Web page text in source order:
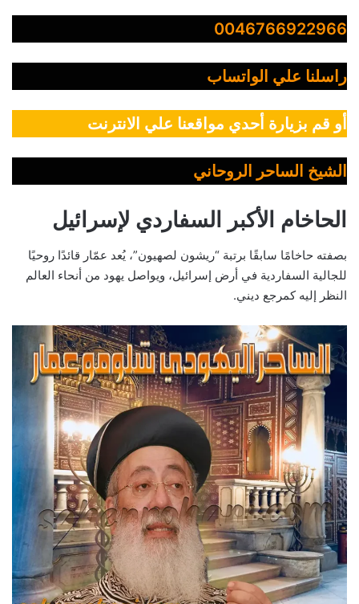
0046766922966
راسلنا علي الواتساب
أو قم بزيارة أحدي مواقعنا علي الانترنت
الشيخ الساحر الروحاني
الحاخام الأكبر السفاردي لإسرائيل
بصفته حاخامًا سابقًا برتبة “ريشون لصهيون”، يُعد عمّار قائدًا روحيًا
للجالية السفاردية في أرض إسرائيل، ويواصل يهود من أنحاء العالم
النظر إليه كمرجع ديني.